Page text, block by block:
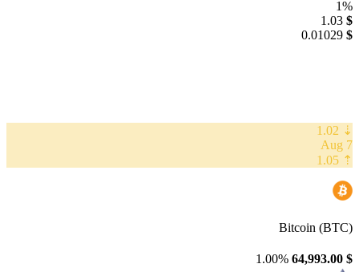
1%
$
1.03
$
0.01029
⇣ 1.02
7 Aug
⇡ 1.05
Bitcoin (BTC)
$
64,993.00
1.00%